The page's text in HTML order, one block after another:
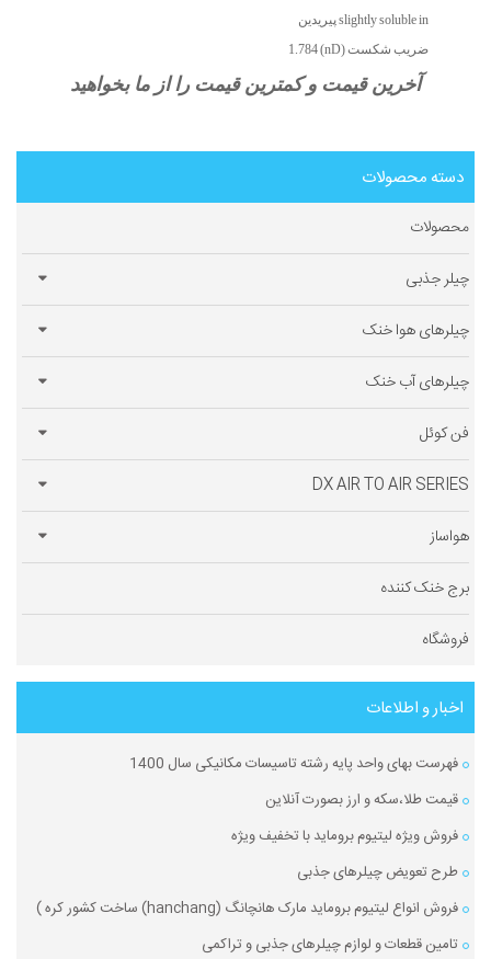
slightly soluble in پیریدین
ضریب شکست (nD) 1.784
آخرین قیمت و کمترین قیمت را از ما بخواهید
دسته محصولات
محصولات
چیلر جذبی
چیلرهای هوا خنک
چیلرهای آب خنک
فن کوئل
DX AIR TO AIR SERIES
هواساز
برج خنک کننده
فروشگاه
اخبار و اطلاعات
فهرست بهای واحد پایه رشته تاسیسات مکانیکی سال 1400
قیمت طلا،سکه و ارز بصورت آنلاین
فروش ویژه لیتیوم بروماید با تخفیف ویژه
طرح تعویض چیلرهای جذبی
فروش انواع لیتیوم بروماید مارک هانچانگ (hanchang) ساخت کشور کره )
تامین قطعات و لوازم چیلرهای جذبی و تراکمی